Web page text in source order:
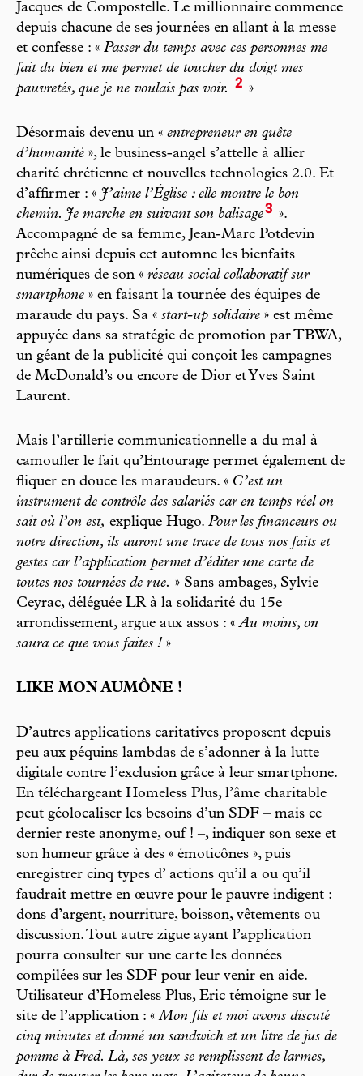
Jacques de Compostelle. Le millionnaire commence
depuis chacune de ses journées en allant à la messe
et confesse : « Passer du temps avec ces personnes me
fait du bien et me permet de toucher du doigt mes
pauvretés, que je ne voulais pas voir.
2 »
Désormais devenu un « entrepreneur en quête
d’humanité », le business-angel s’attelle à allier
charité chrétienne et nouvelles technologies 2.0. Et
d’affirmer : « J’aime l’Église : elle montre le bon
chemin. Je marche en suivant son balisage3 ».
Accompagné de sa femme, Jean-Marc Potdevin
prêche ainsi depuis cet automne les bienfaits
numériques de son « réseau social collaboratif sur
smartphone » en faisant la tournée des équipes de
maraude du pays. Sa « start-up solidaire » est même
appuyée dans sa stratégie de promotion par TBWA,
un géant de la publicité qui conçoit les campagnes
de McDonald’s ou encore de Dior et Yves Saint
Laurent.
Mais l’artillerie communicationnelle a du mal à
camoufler le fait qu’Entourage permet également de
fliquer en douce les maraudeurs. « C’est un
instrument de contrôle des salariés car en temps réel on
sait où l’on est, explique Hugo. Pour les financeurs ou
notre direction, ils auront une trace de tous nos faits et
gestes car l’application permet d’éditer une carte de
toutes nos tournées de rue. » Sans ambages, Sylvie
Ceyrac, déléguée LR à la solidarité du 15e
arrondissement, argue aux assos : «Au moins, on
saura ce que vous faites ! »
LIKE MON AUMÔNE !
D’autres applications caritatives proposent depuis
peu aux péquins lambdas de s’adonner à la lutte
digitale contre l’exclusion grâce à leur smartphone.
En téléchargeant Homeless Plus, l’âme charitable
peut géolocaliser les besoins d’un SDF – mais ce
dernier reste anonyme, ouf ! –, indiquer son sexe et
son humeur grâce à des « émoticônes », puis
enregistrer cinq types d’ actions qu’il a ou qu’il
faudrait mettre en œuvre pour le pauvre indigent :
dons d’argent, nourriture, boisson, vêtements ou
discussion. Tout autre zigue ayant l’application
pourra consulter sur une carte les données
compilées sur les SDF pour leur venir en aide.
Utilisateur d’Homeless Plus, Eric témoigne sur le
site de l’application : «Mon fils et moi avons discuté
cinq minutes et donné un sandwich et un litre de jus de
pomme à Fred. Là, ses yeux se remplissent de larmes,